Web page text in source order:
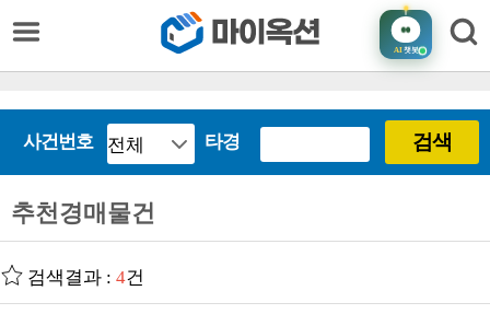
AI챗봇
사건번호 타경 검색
추천경매물건
검색결과 : 4건